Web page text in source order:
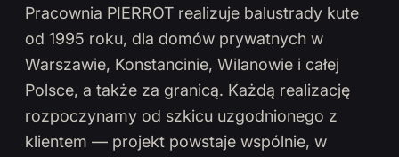
Pracownia PIERROT realizuje balustrady kute
od 1995 roku, dla domów prywatnych w
Warszawie, Konstancinie, Wilanowie i całej
Polsce, a także za granicą. Każdą realizację
rozpoczynamy od szkicu uzgodnionego z
klientem — projekt powstaje wspólnie, w